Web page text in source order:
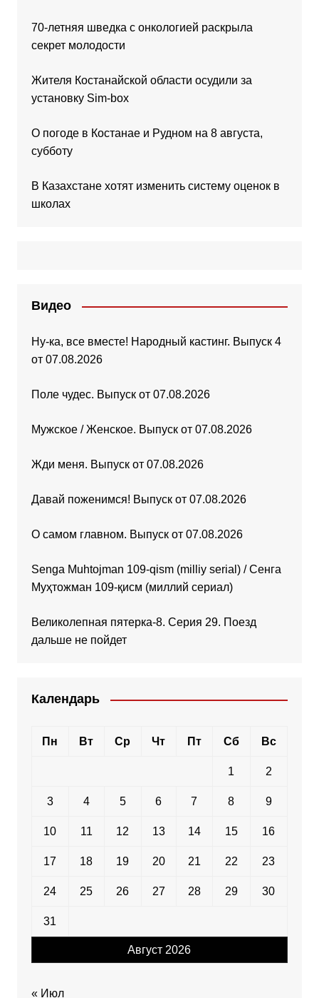
70-летняя шведка с онкологией раскрыла
секрет молодости
Жителя Костанайской области осудили за
установку Sim-box
О погоде в Костанае и Рудном на 8 августа,
субботу
В Казахстане хотят изменить систему оценок в
школах
Видео
Ну-ка, все вместе! Народный кастинг. Выпуск 4
от 07.08.2026
Поле чудес. Выпуск от 07.08.2026
Мужское / Женское. Выпуск от 07.08.2026
Жди меня. Выпуск от 07.08.2026
Давай поженимся! Выпуск от 07.08.2026
О самом главном. Выпуск от 07.08.2026
Senga Muhtojman 109-qism (milliy serial) / Сенга
Муҳтожман 109-қисм (миллий сериал)
Великолепная пятерка-8. Серия 29. Поезд
дальше не пойдет
Календарь
Август 2026
Пн Вт Ср Чт Пт Сб Вс
1 2
3 4 5 6 7 8 9
10 11 12 13 14 15 16
17 18 19 20 21 22 23
24 25 26 27 28 29 30
31
« Июл